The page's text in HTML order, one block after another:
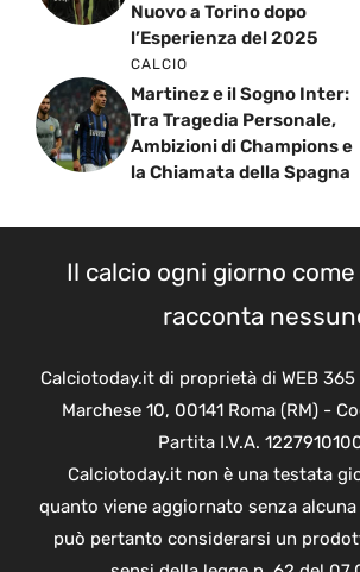
Nuovo a Torino dopo
l’Esperienza del 2025
CALCIO
Martinez e il Sogno Inter:
Tra Tragedia Personale,
Ambizioni di Champions e
la Chiamata della Spagna
Il calcio ogni giorno
racconta
Calciotoday.it di proprietà di WEB 365
Marchese 10, 00141 Roma (RM) -
Partita I.V.A.
Calciotoday.it non è una testata
quanto viene aggiornato senza
può pertanto considerarsi un